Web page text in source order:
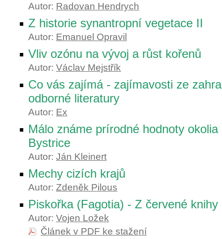
Autor: Radovan Hendrych
Z historie synantropní vegetace II
Autor: Emanuel Opravil
Vliv ozónu na vývoj a růst kořenů
Autor: Václav Mejstřík
Co vás zajímá - zajímavosti ze
odborné literatury
Autor: Ex
Málo známe prírodné hodnoty okolia
Bystrice
Autor: Ján Kleinert
Mechy cizích krajů
Autor: Zdeněk Pilous
Piskořka (Fagotia) - Z červené
Autor: Vojen Ložek
Článek v PDF ke stažení